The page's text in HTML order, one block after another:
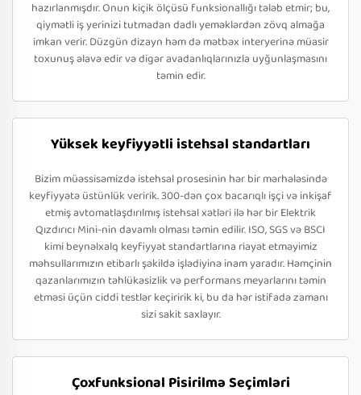
hazırlanmışdır. Onun kiçik ölçüsü funksionallığı tələb etmir; bu,
qiymətli iş yerinizi tutmadan dadlı yeməklərdən zövq almağa
imkan verir. Düzgün dizayn həm də mətbəx interyerinə müasir
toxunuş əlavə edir və digər avadanlıqlarınızla uyğunlaşmasını
təmin edir.
Yüksek keyfiyyətli istehsal standartları
Bizim müəssisəmizdə istehsal prosesinin hər bir mərhələsində
keyfiyyətə üstünlük veririk. 300-dən çox bacarıqlı işçi və inkişaf
etmiş avtomatlaşdırılmış istehsal xətləri ilə hər bir Elektrik
Qızdırıcı Mini-nin davamlı olması təmin edilir. ISO, SGS və BSCI
kimi beynəlxalq keyfiyyət standartlarına riayət etməyimiz
məhsullarımızın etibarlı şəkildə işlədiyinə inam yaradır. Həmçinin
qazanlarımızın təhlükəsizlik və performans meyarlarını təmin
etməsi üçün ciddi testlər keçiririk ki, bu da hər istifadə zamanı
sizi sakit saxlayır.
Çoxfunksional Pisirilmə Seçimləri